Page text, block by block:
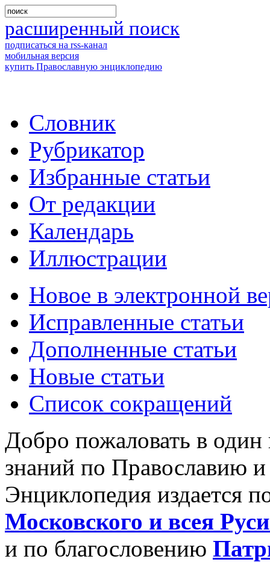
расширенный поиск
подписаться на rss-канал
мобильная версия
купить Православную энциклопедию
Словник
Рубрикатор
Избранные статьи
От редакции
Календарь
Иллюстрации
Новое в электронной
Исправленные статьи
Дополненные статьи
Новые статьи
Список сокращений
Добро пожаловать в
знаний по Православию
Энциклопедия издается
Московского и всея
и по благословению